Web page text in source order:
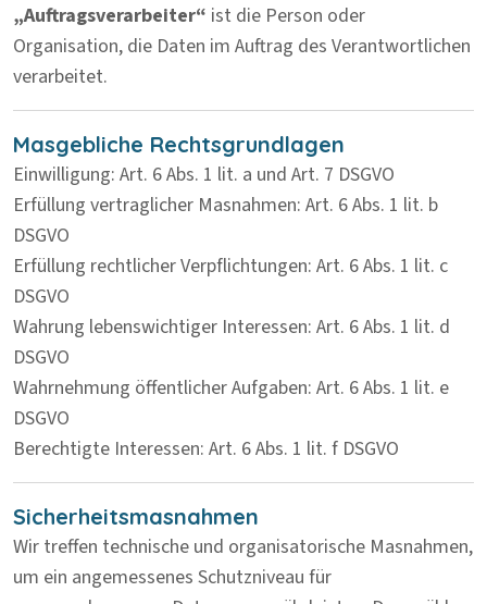
„Auftragsverarbeiter“ ist die Person oder
Organisation, die Daten im Auftrag des Verantwortlichen
verarbeitet.
Masgebliche Rechtsgrundlagen
Einwilligung: Art. 6 Abs. 1 lit. a und Art. 7 DSGVO
Erfüllung vertraglicher Masnahmen: Art. 6 Abs. 1 lit. b
DSGVO
Erfüllung rechtlicher Verpflichtungen: Art. 6 Abs. 1 lit. c
DSGVO
Wahrung lebenswichtiger Interessen: Art. 6 Abs. 1 lit. d
DSGVO
Wahrnehmung öffentlicher Aufgaben: Art. 6 Abs. 1 lit. e
DSGVO
Berechtigte Interessen: Art. 6 Abs. 1 lit. f DSGVO
Sicherheitsmasnahmen
Wir treffen technische und organisatorische Masnahmen,
um ein angemessenes Schutzniveau für